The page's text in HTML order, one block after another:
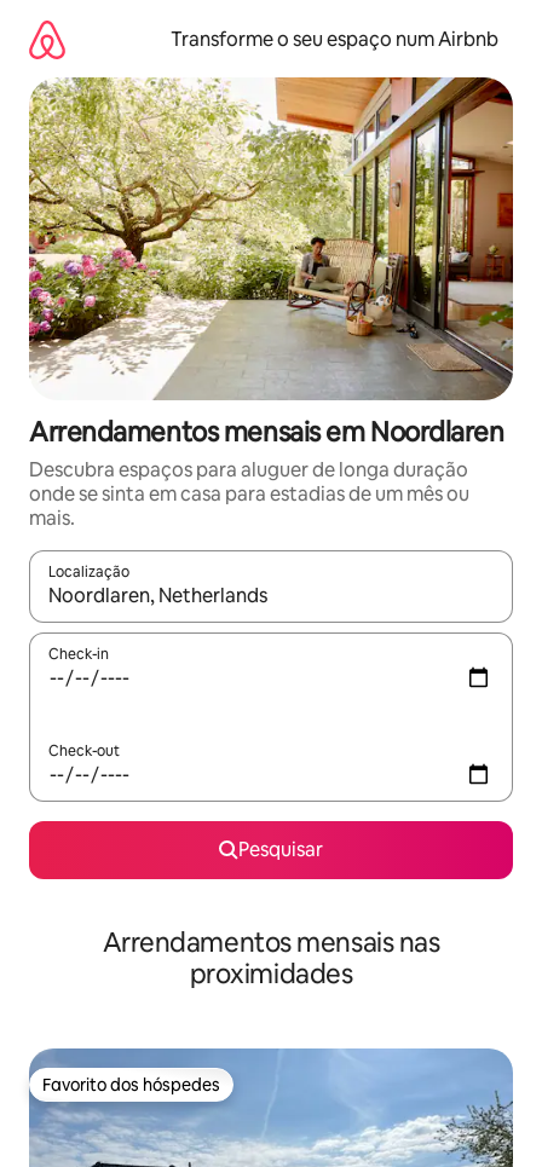
para
conteúdo
Transforme o seu espaço num Airbnb
Arrendamentos mensais em Noordlaren
Descubra espaços para aluguer de longa duração
onde se sinta em casa para estadias de um mês ou
mais.
Localização
Quando os resultados estiverem disponíveis, navegue com
Check-in
Check-out
Pesquisar
Arrendamentos mensais nas
proximidades
Favorito dos hóspedes
Favorito dos hóspedes